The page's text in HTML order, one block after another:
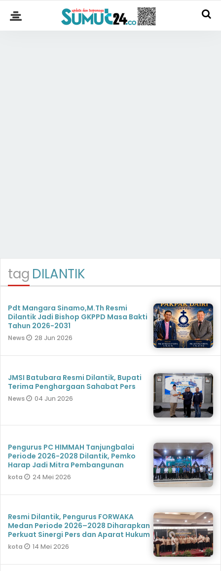
tag DILANTIK
Pdt Mangara Sinamo,M.Th Resmi
Dilantik Jadi Bishop GKPPD Masa Bakti
Tahun 2026-2031
News 28 Jun 2026
JMSI Batubara Resmi Dilantik, Bupati
Terima Penghargaan Sahabat Pers
News 04 Jun 2026
Pengurus PC HIMMAH Tanjungbalai
Periode 2026-2028 Dilantik, Pemko
Harap Jadi Mitra Pembangunan
kota 24 Mei 2026
Resmi Dilantik, Pengurus FORWAKA
Medan Periode 2026–2028 Diharapkan
Perkuat Sinergi Pers dan Aparat Hukum
kota 14 Mei 2026